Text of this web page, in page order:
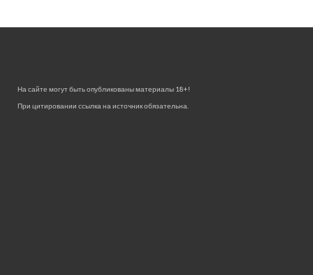
На сайте могут быть опубликованы материалы 18+!
При цитировании ссылка на источник обязательна.